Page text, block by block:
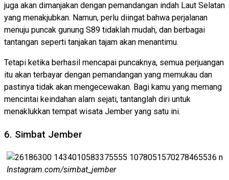
juga akan dimanjakan dengan pemandangan indah Laut Selatan
yang menakjubkan. Namun, perlu diingat bahwa perjalanan
menuju puncak gunung S89 tidaklah mudah, dan berbagai
tantangan seperti tanjakan tajam akan menantimu.
Tetapi ketika berhasil mencapai puncaknya, semua perjuangan
itu akan terbayar dengan pemandangan yang memukau dan
pastinya tidak akan mengecewakan. Bagi kamu yang memang
mencintai keindahan alam sejati, tantanglah diri untuk
menaklukkan tempat wisata Jember yang satu ini.
6. Simbat Jember
Instagram.com/simbat_jember